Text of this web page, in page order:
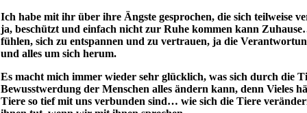
Ich habe mit ihr über ihre Ängste gesprochen, die sich teilweise
ja, beschützt und einfach nicht zur Ruhe kommen kann
fühlen, sich zu entspannen und zu vertrauen, ja die
und alles um sich herum.
Es macht mich immer wieder sehr glücklich, was sich durch die
Bewusstwerdung der Menschen alles ändern kann, denn Vieles
Tiere so tief mit uns verbunden sind… wie sich die Tiere